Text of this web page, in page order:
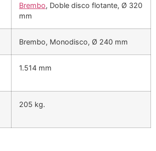
Brembo, Doble disco flotante, Ø 320
mm
Brembo, Monodisco, Ø 240 mm
1.514 mm
205 kg.